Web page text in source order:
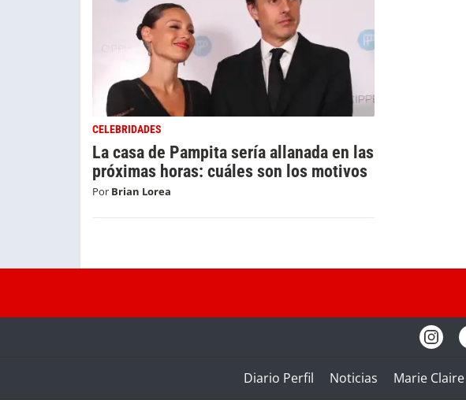
CELEBRIDADES
La casa de Pampita sería allanada en las
próximas horas: cuáles son los motivos
Por Brian Lorea
Diario Perfil Noticias Marie Claire